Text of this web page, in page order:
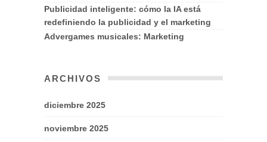
Publicidad inteligente: cómo la IA está
redefiniendo la publicidad y el marketing
Advergames musicales: Marketing
ARCHIVOS
diciembre 2025
noviembre 2025